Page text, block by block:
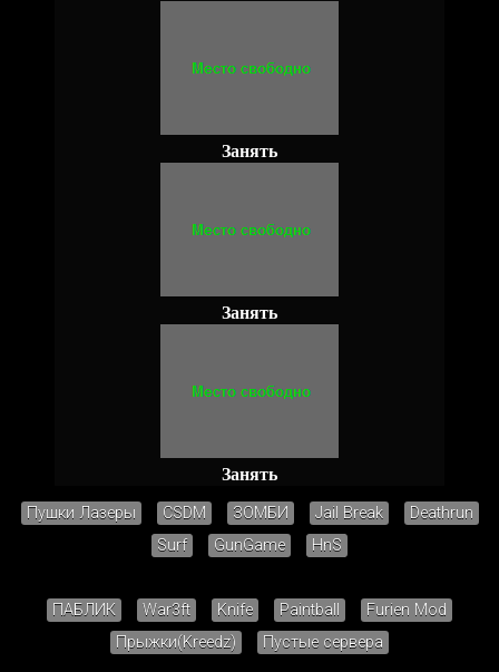
Занять
Занять
Занять
Пушки Лазеры CSDM ЗОМБИ Jail Break
Deathrun
Surf
GunGame HnS
ПАБЛИК War3ft Knife Paintball
Furien Mod
Прыжки(Kreedz)
Пустые сервера